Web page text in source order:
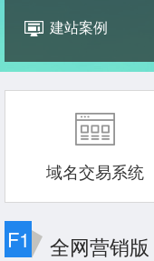
建站案例
域名交易系统
F1 全网营销版